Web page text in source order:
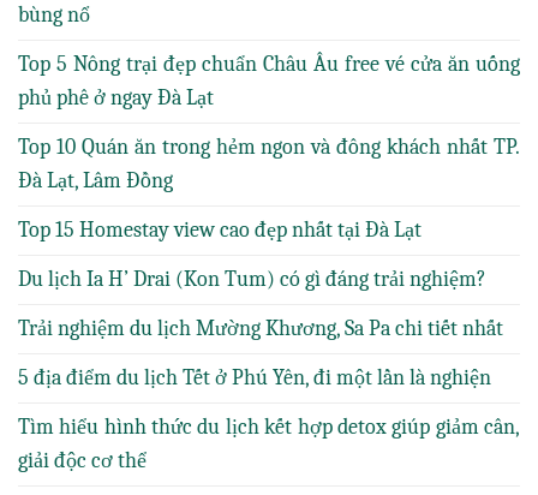
bùng nổ
Top 5 Nông trại đẹp chuẩn Châu Âu free vé cửa ăn uống
phủ phê ở ngay Đà Lạt
Top 10 Quán ăn trong hẻm ngon và đông khách nhất TP.
Đà Lạt, Lâm Đồng
Top 15 Homestay view cao đẹp nhất tại Đà Lạt
Du lịch Ia H’ Drai (Kon Tum) có gì đáng trải nghiệm?
Trải nghiệm du lịch Mường Khương, Sa Pa chi tiết nhất
5 địa điểm du lịch Tết ở Phú Yên, đi một lần là nghiện
Tìm hiểu hình thức du lịch kết hợp detox giúp giảm cân,
giải độc cơ thể